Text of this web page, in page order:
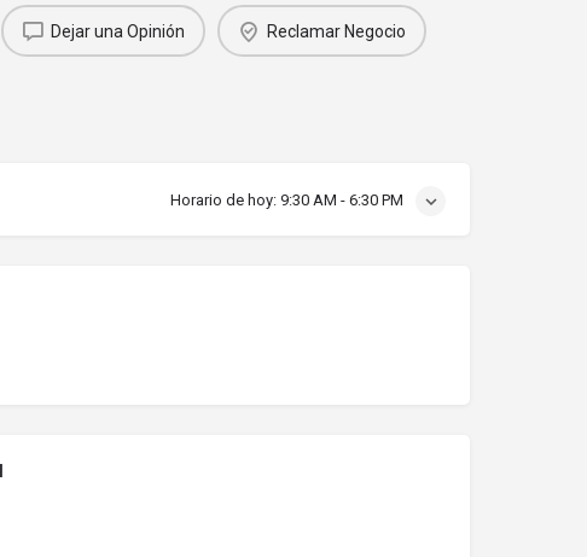
Dejar una Opinión Reclamar Negocio
Horario de hoy: 9:30 AM - 6:30 PM